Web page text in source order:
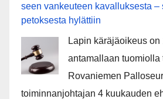
seen van­keu­teen ka­val­luk­ses­ta
pe­tok­ses­ta hy­lät­tiin
Lapin käräjäoikeus on
antamallaan tuomiolla
Rovaniemen
toiminnanjohtajan 4 kuukauden